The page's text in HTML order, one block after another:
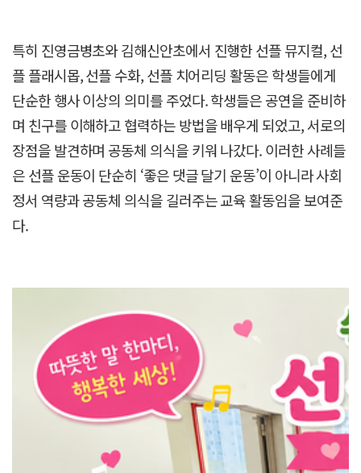
특히 진영금병초와 김해신안초에서 진행한 선플 뮤지컬, 선
플 플래시몹, 선플 수화, 선플 치어리딩 활동은 학생들에게
단순한 행사 이상의 의미를 주었다. 학생들은 공연을 준비하
며 친구를 이해하고 협력하는 방법을 배우게 되었고, 서로의
장점을 발견하며 공동체 의식을 키워 나갔다. 이러한 사례들
은 선플 운동이 단순히 ‘좋은 댓글 달기 운동’이 아니라 사회
정서 역량과 공동체 의식을 길러주는 교육 활동임을 보여준
다.